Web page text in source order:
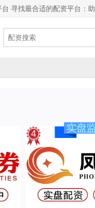
寻找最合适的配资平台：